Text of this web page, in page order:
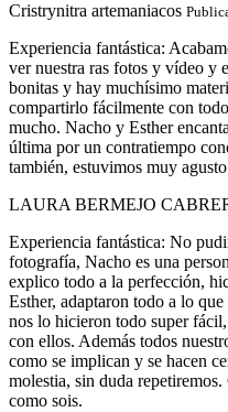
Cristrynitra artemaniacos
Experiencia fantástica:
ver nuestra ras fotos y vídeo y
bonitas y hay muchísimo
compartirlo fácilmente con
mucho. Nacho y Esther
última por un contratiempo
también, estuvimos muy
LAURA BERMEJO
Experiencia fantástica: No
fotografía, Nacho es una
explico todo a la perfección,
Esther, adaptaron todo a lo
nos lo hicieron todo super
con ellos. Además todos
como se implican y se hacen
molestia, sin duda
como sois.